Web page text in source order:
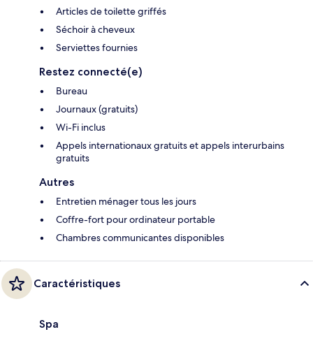
Articles de toilette griffés
Séchoir à cheveux
Serviettes fournies
Restez connecté(e)
Bureau
Journaux (gratuits)
Wi-Fi inclus
Appels internationaux gratuits et appels interurbains
gratuits
Autres
Entretien ménager tous les jours
Coffre-fort pour ordinateur portable
Chambres communicantes disponibles
Caractéristiques
Spa